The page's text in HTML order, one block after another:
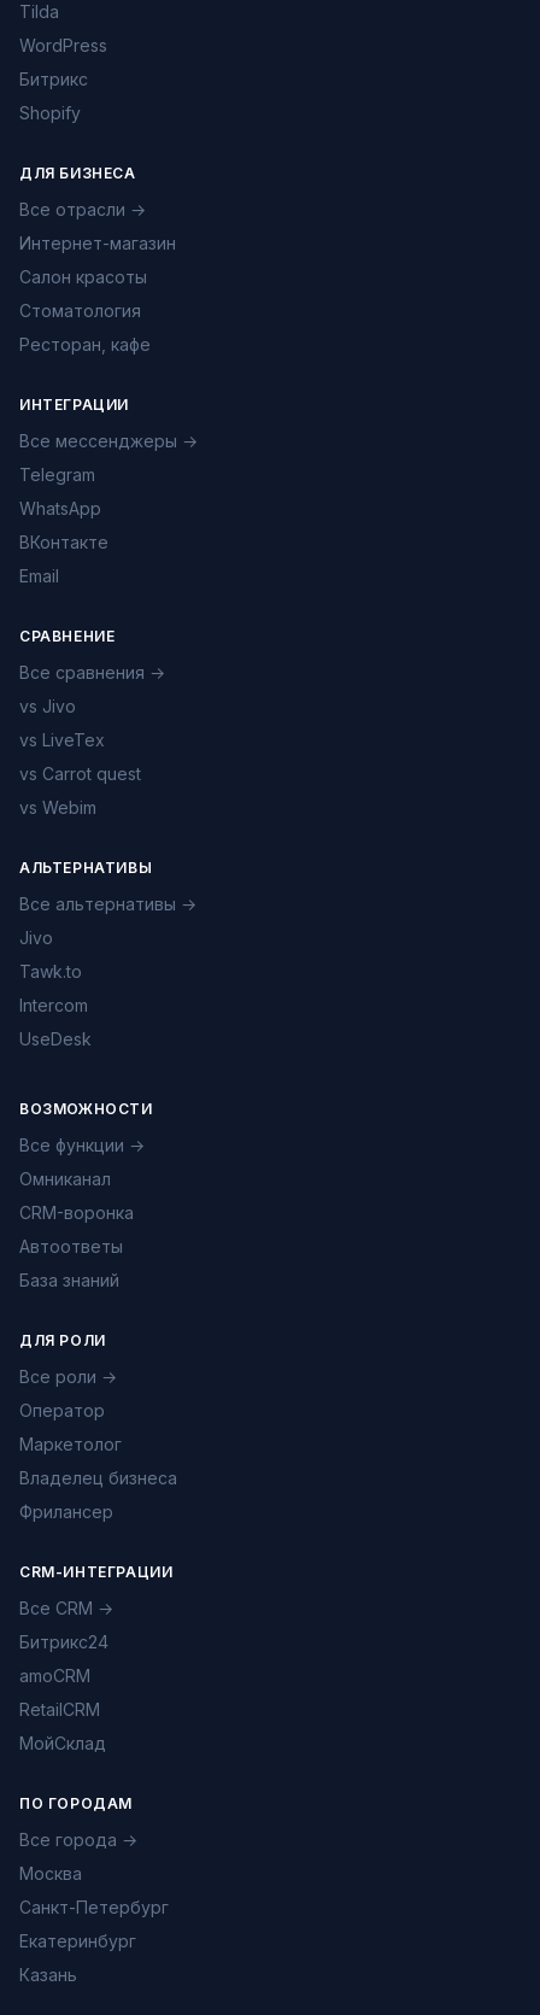
Tilda
WordPress
Битрикс
Shopify
ДЛЯ БИЗНЕСА
Все отрасли →
Интернет-магазин
Салон красоты
Стоматология
Ресторан, кафе
ИНТЕГРАЦИИ
Все мессенджеры →
Telegram
WhatsApp
ВКонтакте
Email
СРАВНЕНИЕ
Все сравнения →
vs Jivo
vs LiveTex
vs Carrot quest
vs Webim
АЛЬТЕРНАТИВЫ
Все альтернативы →
Jivo
Tawk.to
Intercom
UseDesk
ВОЗМОЖНОСТИ
Все функции →
Омниканал
CRM-воронка
Автоответы
База знаний
ДЛЯ РОЛИ
Все роли →
Оператор
Маркетолог
Владелец бизнеса
Фрилансер
CRM-ИНТЕГРАЦИИ
Все CRM →
Битрикс24
amoCRM
RetailCRM
МойСклад
ПО ГОРОДАМ
Все города →
Москва
Санкт-Петербург
Екатеринбург
Казань